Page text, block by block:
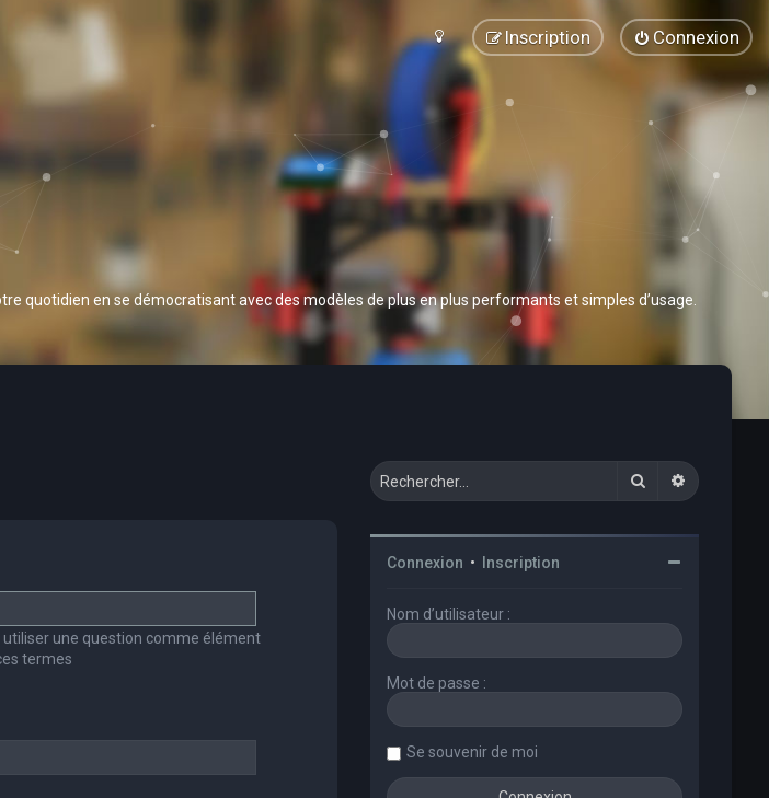
Connexion
Inscription
quotidien en se démocratisant avec des modèles de plus en plus performants et simples d’usage.
une question comme élément
termes
Rechercher
Connexion • Inscription
Nom d’utilisateur :
Mot de passe :
Se souvenir de moi